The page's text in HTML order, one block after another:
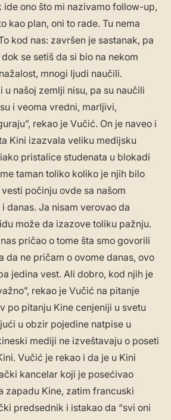
ide ono što mi nazivamo follow-up,
kao plan, oni to rade. Tu nema
kod nas: završen je sastanak, pa
se setiš da si bio na nekom
mnogi ljudi naučili.
u našoj zemlji nisu, pa su naučili
i veoma vredni, marljivi,
rekao je Vučić. On je naveo i
Kini izazvala veliku medijsku
pristalice studenata u blokadi
taman toliko koliko je njih bilo
počinju ovde sa našom
danas. Ja nisam verovao da
može da izazove toliku pažnju.
pričao o tome šta smo govorili
da ne pričam o ovome danas, ovo
jedina vest. Ali dobro, kod njih je
rekao je Vučić na pitanje
po pitanju Kine cenjeniji u svetu
u obzir pojedine natpise u
mediji ne izveštavaju o poseti
Vučić je rekao i da je u Kini
kancelar koji je posećivao
zapadu Kine, zatim francuski
predsednik i istakao da “svi oni